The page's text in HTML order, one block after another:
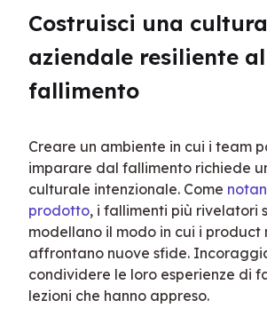
Costruisci una cultura
aziendale resiliente al
fallimento
Creare un ambiente in cui i team
imparare dal fallimento richiede
culturale intenzionale. Come
prodotto, i fallimenti più rivelatori
modellano il modo in cui i product
affrontano nuove sfide.
condividere le loro esperienze di
lezioni che hanno appreso.